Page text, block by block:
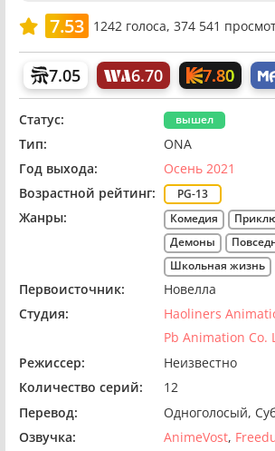
7.53 1242голоса, 374 541
7.05 6.70 7.80
Статус: вышел
Тип:
ONA
Год выхода:
Осень 2021
Возрастной рейтинг:
PG-13
Жанры: Комедия
Демоны
Школьная жизнь
Первоисточник:
Новелла
Студия:
Haoliners
Pb Animation Co.
Режиссер:
Неизвестно
Количество серий:
12
Перевод:
Одноголосый
Озвучка:
AnimeVost